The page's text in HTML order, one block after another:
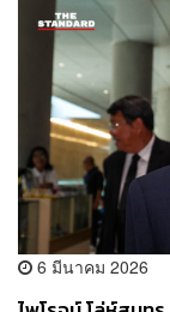
6 มีนาคม 2026